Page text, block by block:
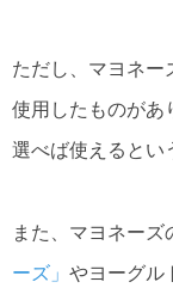
ただし、マヨネー
使用したものがあ
選べば使えるとい
また、マヨネーズ
ーズ」 やヨーグル